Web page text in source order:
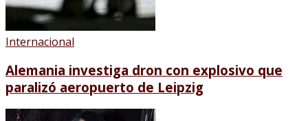
Internacional
Alemania investiga dron con explosivo que
paralizó aeropuerto de Leipzig